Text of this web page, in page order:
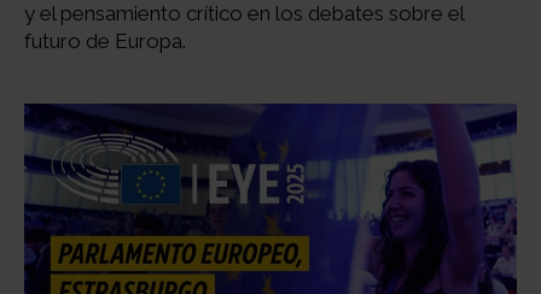
y el pensamiento crítico en los debates sobre el
futuro de Europa.